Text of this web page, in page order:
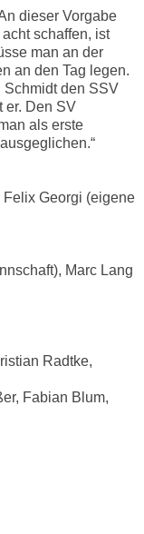
dieser Vorgabe
schaffen, ist
man an der
an den Tag legen.
Schmidt den SSV
er. Den SV
als erste
Georgi (eigene
Marc Lang
Radtke,
Fabian Blum,